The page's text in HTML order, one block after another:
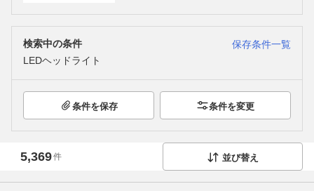
検索中の条件
保存条件一覧
LEDヘッドライト
条件を保存 条件を変更
5,369件 並び替え